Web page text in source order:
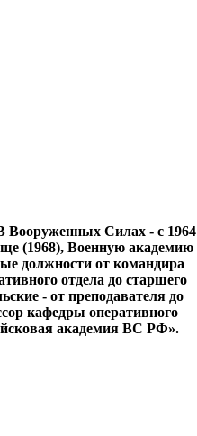
Силах - с 1964
(1968), Военную академию
должности от командира
отдела до старшего
- от преподавателя до
кафедры оперативного
академия ВС РФ».